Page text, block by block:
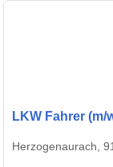
LKW Fahrer (m/
Herzogenaurach,